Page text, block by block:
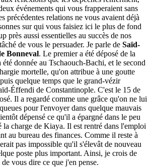
événements qui vous frapperaient sans
précédentes relations ne vous avaient déjà
sur qui vous faisiez ici le plus de fond
près aussi essentielles au succès de nos
de vous le persuader. Je parle de Saïd-
Bonneval. Le premier a été déposé de la
donnée au Tschaouch-Bachi, et le second
mortelle, qu'on attribue à une goutte
quelque temps que le grand-vézir
Éffendi de Constantinople. C'est le 15 de
Il a regardé comme une grâce qu'on ne lui
pour l'envoyer dans quelque mauvais
dépensé ce qu'il a épargné dans le peu
la charge de Kiaya. Il est rentré dans l'emploi
au bureau des finances. Comme il reste à
pas impossible qu'il s'élevât de nouveau
poste plus important. Ainsi, je crois de
vous dire ce que j'en pense.